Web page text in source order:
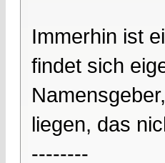
Immerhin ist
findet sich
liegen, das
--------